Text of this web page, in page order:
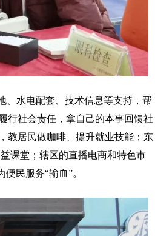
水电配套、技术信息等支持，帮
行社会责任，拿自己的本事回馈社
教居民做咖啡、提升就业技能；东
课堂；辖区的直播电商和特色市
民服务“输血”。